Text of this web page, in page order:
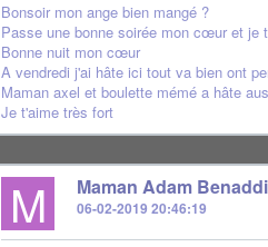
Bonsoir mon ange bien mangé ?
Passe une bonne soirée mon cœur et je
Bonne nuit mon cœur
A vendredi j'ai hâte ici tout va bien ont
Maman axel et boulette mémé a hâte
Je t'aime très fort
M Maman Adam Benaddi
06-02-2019 20:46:19